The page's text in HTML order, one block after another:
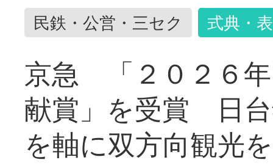
民鉄・公営・三セク 式典・
京急 「２０２６
献賞」を受賞 日
を軸に双方向観光